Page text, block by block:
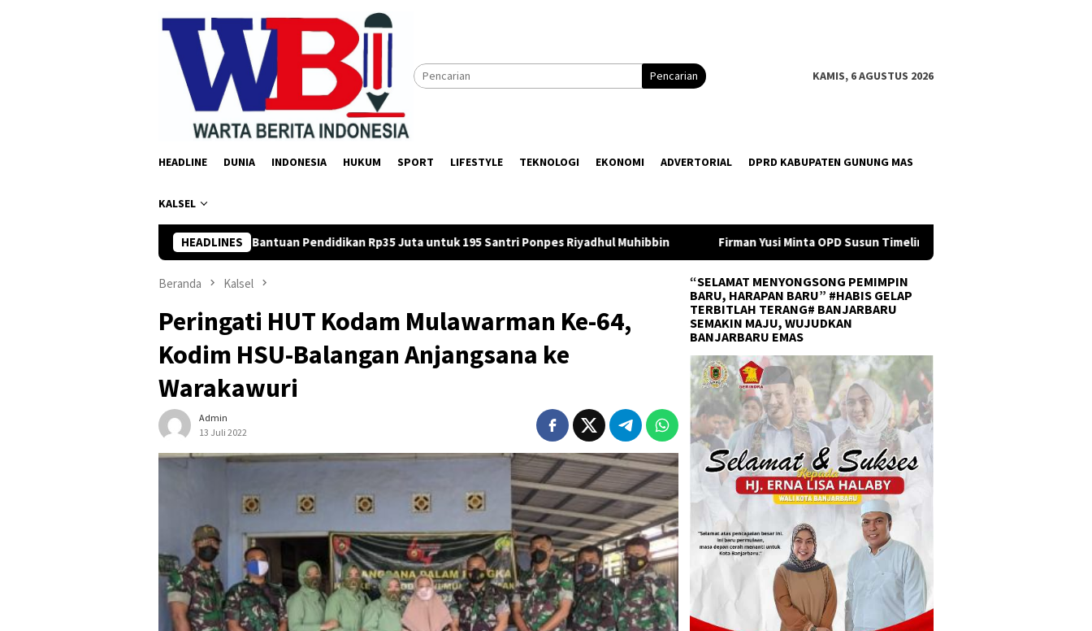
Pencarian KAMIS, 6 AGUSTUS 2026
HEADLINE DUNIA INDONESIA HUKUM SPORT LIFESTYLE TEKNOLOGI EKONOMI ADVERTORIAL DPRD KABUPATEN GUNUNG MAS
KALSEL
HEADLINES
Salurkan Bantuan Pendidikan Rp35 Juta untuk 195 Santri Ponpes Riyadhul Muhibbin Firman Yusi Minta OPD Susun Timeline Anggaran 2027 Sejak Awal Tahun
Beranda Kalsel
Peringati HUT Kodam Mulawarman Ke-64,
Kodim HSU-Balangan Anjangsana ke
Warakawuri
Admin
13 Juli 2022
“SELAMAT MENYONGSONG PEMIMPIN
BARU, HARAPAN BARU” #HABIS GELAP
TERBITLAH TERANG# BANJARBARU
SEMAKIN MAJU, WUJUDKAN
BANJARBARU EMAS